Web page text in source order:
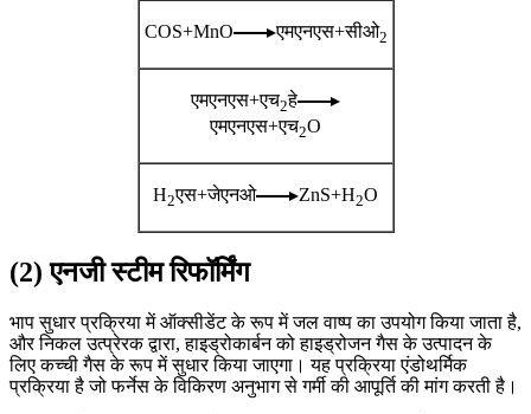
COS+MnO एमएनएस+सीओ2
एमएनएस+एच2हे
एमएनएस+एच2O
H2एस+जेएनओ ZnS+H2O
(2) एनजी स्टीम रिफॉर्मिंग
भाप सुधार प्रक्रिया में ऑक्सीडेंट के रूप में जल वाष्प का उपयोग किया जाता है,
और निकल उत्प्रेरक द्वारा, हाइड्रोकार्बन को हाइड्रोजन गैस के उत्पादन के
लिए कच्ची गैस के रूप में सुधार किया जाएगा। यह प्रक्रिया एंडोथर्मिक
प्रक्रिया है जो फर्नेस के विकिरण अनुभाग से गर्मी की आपूर्ति की मांग करती है।